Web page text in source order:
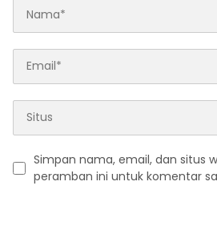
Simpan nama, email, dan situs
peramban ini untuk komentar